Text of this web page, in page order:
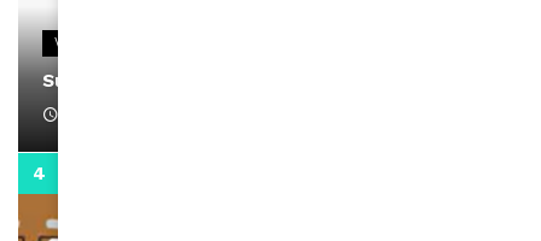
VIDEOS
Support Black Business Wee-kend